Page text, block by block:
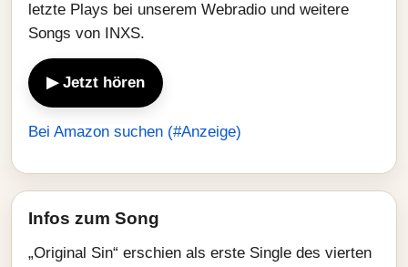
letzte Plays bei unserem Webradio und weitere
Songs von INXS.
▶ Jetzt hören
Bei Amazon suchen (#Anzeige)
Infos zum Song
„Original Sin“ erschien als erste Single des vierten